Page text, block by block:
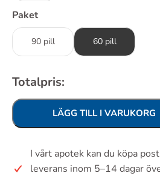
Paket
90 pill 60 pill
Totalpris:
LÄGG TILL I VARUKORG
I vårt apotek kan du köpa
leverans inom 5–14 dagar